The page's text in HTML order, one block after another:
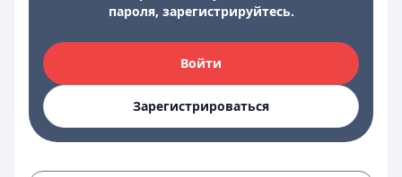
пароля, зарегистрируйтесь.
Войти
Зарегистрироваться